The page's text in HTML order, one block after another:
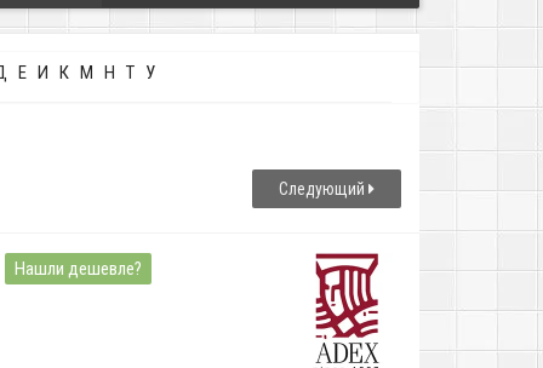
Е И К М Н Т У
Следующий
Нашли дешевле?